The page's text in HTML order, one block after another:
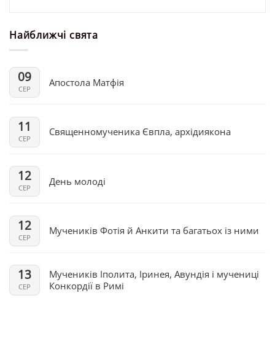
Найближчі свята
09
СЕР
Апостола Матфія
11
СЕР
Священномученика Євпла, архідиякона
12
СЕР
День молоді
12
СЕР
Мучеників Фотія й Анкити та багатьох із ними
13
СЕР
Мучеників Іполита, Іринея, Авундія і мучениці
Конкордії в Римі